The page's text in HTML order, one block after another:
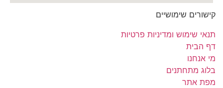
קישורים שימושיים
תנאי שימוש ומדיניות פרטיות
דף הבית
מי אנחנו
בלוג מתחתנים
מפת אתר